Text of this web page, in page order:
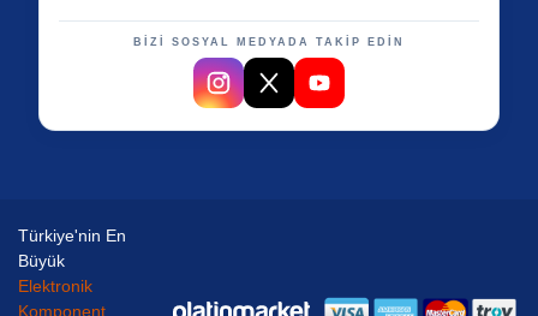
BİZİ SOSYAL MEDYADA TAKİP EDİN
Türkiye'nin En
Büyük
Elektronik
Komponent